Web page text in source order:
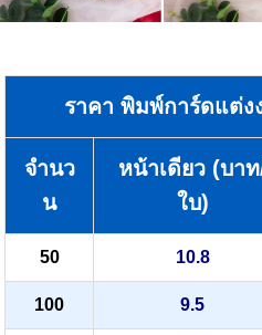
ราคา พิมพ์การ์ดแต่
จำนว
น
หน้าเดียว (บา
ใบ)
50 10.8
100 9.5